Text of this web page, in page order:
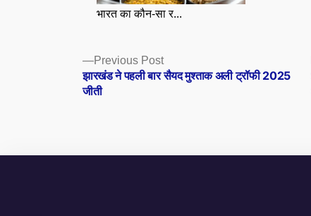
भारत का कौन-सा र...
Posts
navigation
Previous PostPrevious
post:
झारखंड ने पहली बार सैयद मुश्ताक अली ट्रॉफी 2025
जीती